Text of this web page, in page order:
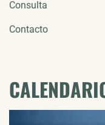
Consulta
Contacto